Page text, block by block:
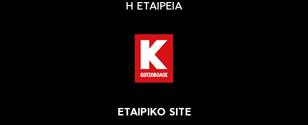
Η ΕΤΑΙΡΕΙΑ
ΕΤΑΙΡΙΚΟ SITE